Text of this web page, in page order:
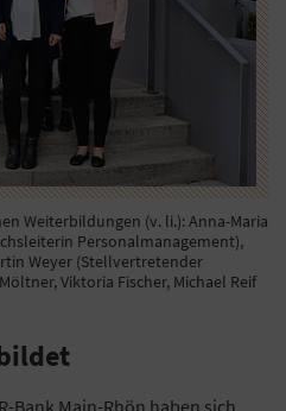
Weiterbildungen (v. li.): Anna-Maria
Personalmanagement),
Weyer (Stellvertretender
Viktoria Fischer, Michael Reif